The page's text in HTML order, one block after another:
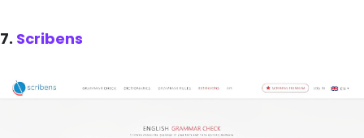
7. Scribens